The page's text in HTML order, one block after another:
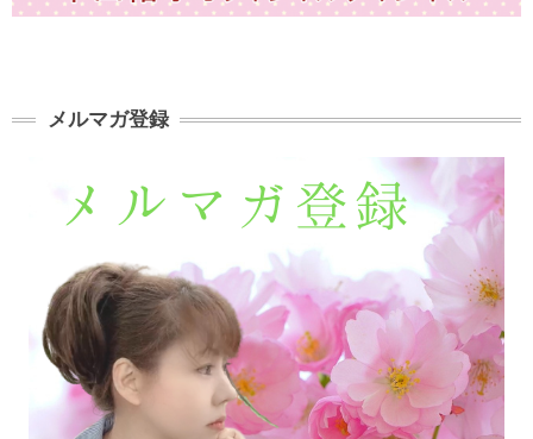
メルマガ登録